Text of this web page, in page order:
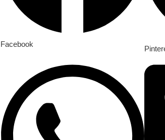
Facebook